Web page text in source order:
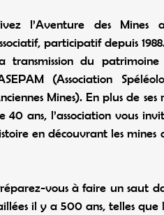
l’Aventure des Mines
participatif depuis
transmission du
(Association
Mines). En plus de
40 ans, l’association vous
en découvrant les mines
vous à faire un saut
il y a 500 ans, telles que